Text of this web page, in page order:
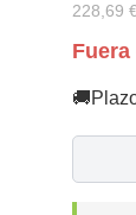
228,69